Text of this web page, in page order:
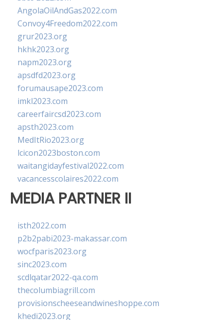
AngolaOilAndGas2022.com
Convoy4Freedom2022.com
grur2023.org
hkhk2023.org
napm2023.org
apsdfd2023.org
forumausape2023.com
imkl2023.com
careerfaircsd2023.com
apsth2023.com
MedItRio2023.org
lcicon2023boston.com
waitangidayfestival2022.com
vacancesscolaires2022.com
MEDIA PARTNER II
isth2022.com
p2b2pabi2023-makassar.com
wocfparis2023.org
sinc2023.com
scdlqatar2022-qa.com
thecolumbiagrill.com
provisionscheeseandwineshoppe.com
khedi2023.org